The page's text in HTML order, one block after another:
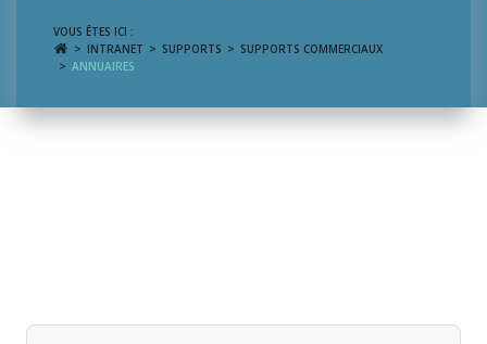
VOUS ÊTES ICI :
INTRANET
SUPPORTS
SUPPORTS COMMERCIAUX
ANNUAIRES